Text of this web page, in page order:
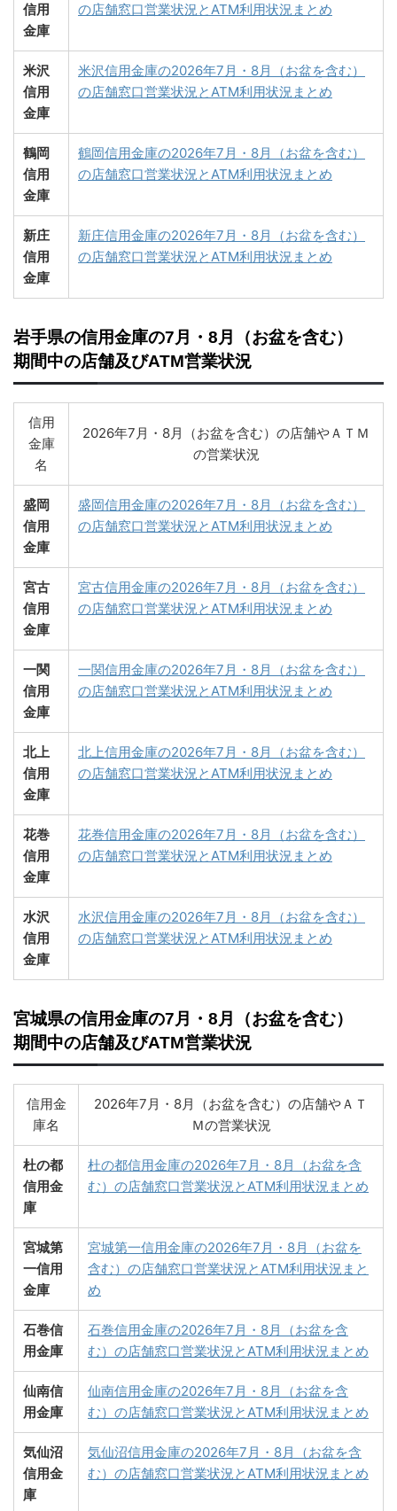
信用
金庫
の店舗窓口営業状況とATM利用状況まとめ
米沢
信用
金庫
米沢信用金庫の2026年7月・8月（お盆を含む）
の店舗窓口営業状況とATM利用状況まとめ
鶴岡
信用
金庫
鶴岡信用金庫の2026年7月・8月（お盆を含む）
の店舗窓口営業状況とATM利用状況まとめ
新庄
信用
金庫
新庄信用金庫の2026年7月・8月（お盆を含む）
の店舗窓口営業状況とATM利用状況まとめ
岩手県の信用金庫の7月・8月（お盆を含む）
期間中の店舗及びATM営業状況
信用
金庫
名
2026年7月・8月（お盆を含む）の店舗やＡＴＭ
の営業状況
盛岡
信用
金庫
盛岡信用金庫の2026年7月・8月（お盆を含む）
の店舗窓口営業状況とATM利用状況まとめ
宮古
信用
金庫
宮古信用金庫の2026年7月・8月（お盆を含む）
の店舗窓口営業状況とATM利用状況まとめ
一関
信用
金庫
一関信用金庫の2026年7月・8月（お盆を含む）
の店舗窓口営業状況とATM利用状況まとめ
北上
信用
金庫
北上信用金庫の2026年7月・8月（お盆を含む）
の店舗窓口営業状況とATM利用状況まとめ
花巻
信用
金庫
花巻信用金庫の2026年7月・8月（お盆を含む）
の店舗窓口営業状況とATM利用状況まとめ
水沢
信用
金庫
水沢信用金庫の2026年7月・8月（お盆を含む）
の店舗窓口営業状況とATM利用状況まとめ
宮城県の信用金庫の7月・8月（お盆を含む）
期間中の店舗及びATM営業状況
信用金
庫名
2026年7月・8月（お盆を含む）の店舗やＡＴ
Ｍの営業状況
杜の都
信用金
庫
杜の都信用金庫の2026年7月・8月（お盆を含
む）の店舗窓口営業状況とATM利用状況まとめ
宮城第
一信用
金庫
宮城第一信用金庫の2026年7月・8月（お盆を
含む）の店舗窓口営業状況とATM利用状況まと
め
石巻信
用金庫
石巻信用金庫の2026年7月・8月（お盆を含
む）の店舗窓口営業状況とATM利用状況まとめ
仙南信
用金庫
仙南信用金庫の2026年7月・8月（お盆を含
む）の店舗窓口営業状況とATM利用状況まとめ
気仙沼
信用金
庫
気仙沼信用金庫の2026年7月・8月（お盆を含
む）の店舗窓口営業状況とATM利用状況まとめ